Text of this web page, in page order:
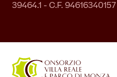
39464.1 - C.F. 94616340157